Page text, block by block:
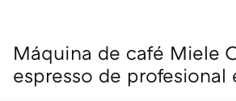
Máquina de café Miele
espresso de profesional